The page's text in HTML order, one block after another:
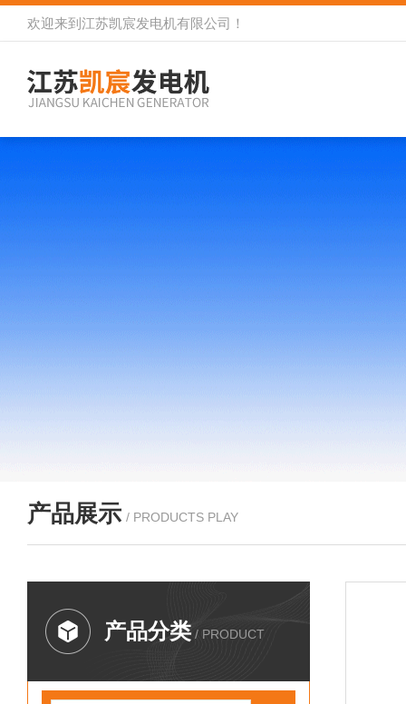
欢迎来到 江苏凯宸发电机有限公司 ！
产品展示 / PRODUCTS PLAY
产品分类 / PRODUCT